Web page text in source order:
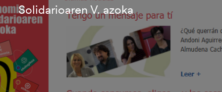
Solidarioaren V. azoka